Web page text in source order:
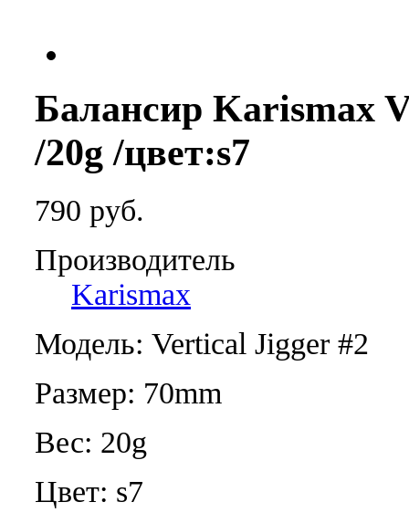
Балансир Karismax
/20g /цвет:s7
790 руб.
Производитель
Karismax
Модель: Vertical Jigger #2
Размер: 70mm
Вес: 20g
Цвет: s7